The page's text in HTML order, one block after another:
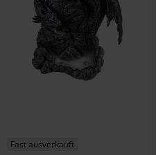
Fast ausverkauft